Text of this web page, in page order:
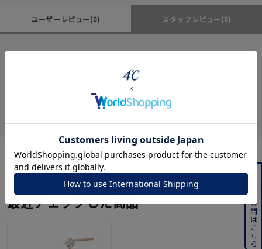
ユーザーレビュー(0) スタッフレビュー(0)
最近チェックした商品 よくある質問はこちら